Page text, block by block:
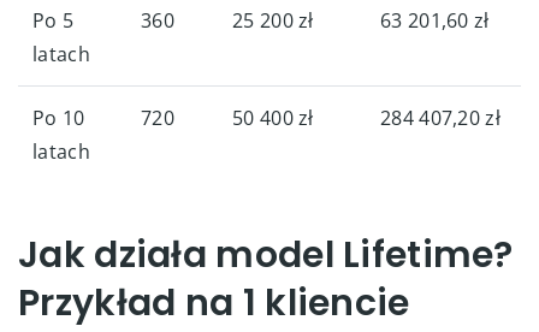
Po 5
latach
360 25 200 zł 63 201,60 zł
Po 10
latach
720 50 400 zł 284 407,20 zł
Jak działa model Lifetime?
Przykład na 1 kliencie